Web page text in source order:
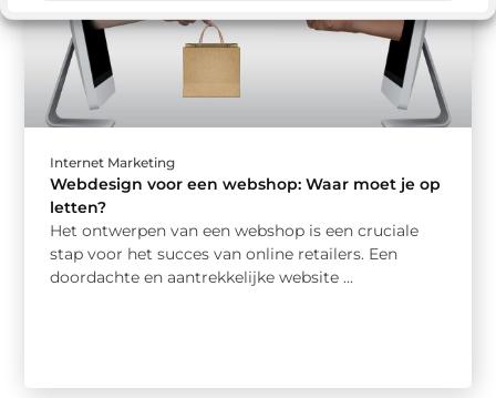
Internet Marketing
Webdesign voor een webshop: Waar moet je op
letten?
Het ontwerpen van een webshop is een cruciale
stap voor het succes van online retailers. Een
doordachte en aantrekkelijke website ...